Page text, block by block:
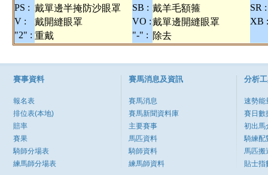
PS : 戴單邊半掩防沙眼罩 SB : 戴羊毛額箍
SR :
V :
戴開縫眼罩 VO :戴單邊開縫眼罩
XB :
"2" : 重戴 "-" : 除去
賽事資料
報名表
排位表(本地)
賠率
賽果
騎師分場表
練馬師分場表
賽馬消息及資訊
賽馬消息
賽馬新聞資料庫
主要賽事
馬匹資料
騎師資料
練馬師資料
分析
速勢能
賽日數
初出馬
騎練配
馬匹搬
貼士指